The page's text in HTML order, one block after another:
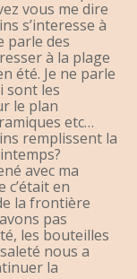
vous me dire
s’interesse à
parle des
à la plage
été. Je ne parle
sont les
le plan
etc…
remplissent la
avec ma
en
la frontière
pas
les bouteilles
nous a
la